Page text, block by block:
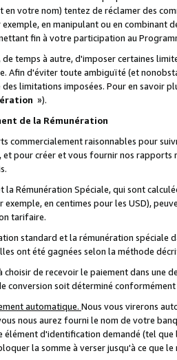
en votre nom) tentez de réclamer des
en manipulant ou en combinant
fin à votre participation au
de temps à autre, d'imposer certaines
Afin d'éviter toute ambiguïté (et
limitations imposées. Pour en savoir
»).
de la Rémunération
commercialement raisonnables pour
et pour créer et vous fournir nos
la Rémunération Spéciale, qui sont
exemple, en centimes pour les USD),
tarifaire.
standard et la rémunération spéciale
ont été gagnées selon la méthode
de recevoir le paiement dans une
conversion soit déterminé
automatique. Nous vous virerons
nous aurez fourni le nom de votre
d'identification demandé (tel que
la somme à verser jusqu'à ce que